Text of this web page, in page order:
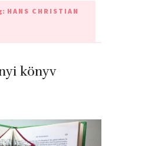
HANS CHRISTIAN
könyv